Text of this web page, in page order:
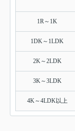
1R～1K
1DK～1LDK
2K～2LDK
3K～3LDK
4K～4LDK以上